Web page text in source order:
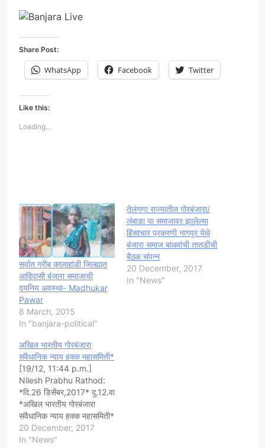
Share Post:
WhatsApp Facebook Twitter
Like this:
Loading...
सर्वात गरीब कालाहांडी जिल्ह्यात
आदिवासी बंजारा समाजाची
दयनिय अवस्था- Madhukar
Pawar
8 March, 2015
In "banjara-political"
तेलंगणा राज्यातील गोरबंजारा/
लंबाडा या समाजावर झालेल्या
हिंसाचार प्रकरणी नागपूर येथे
बंजारा समाज बांधवांची तातडीची
बैठक संपन्न
20 December, 2017
In "News"
अखिल भारतीय गोरबंजारा
संवैधानिक न्याय हक्क महासमिती*
[19/12, 11:44 p.m.]
Nilesh Prabhu Rathod:
*दि.26 डिसेंबर,2017* दु.12.वा
*अखिल भारतीय गोरबंजारा
संवैधानिक न्याय हक्क महासमिती*
---------------------------
----------------- प्रति,
20 December, 2017
In "News"